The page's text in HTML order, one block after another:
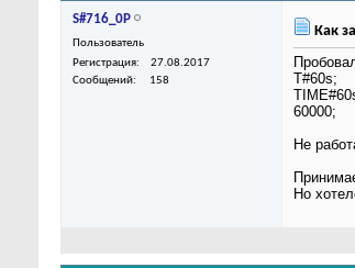
S#716_0P
Пользователь
Регистрация
27.08.2017
Сообщений
158
Как
T#60s;
60000;
Не
Но